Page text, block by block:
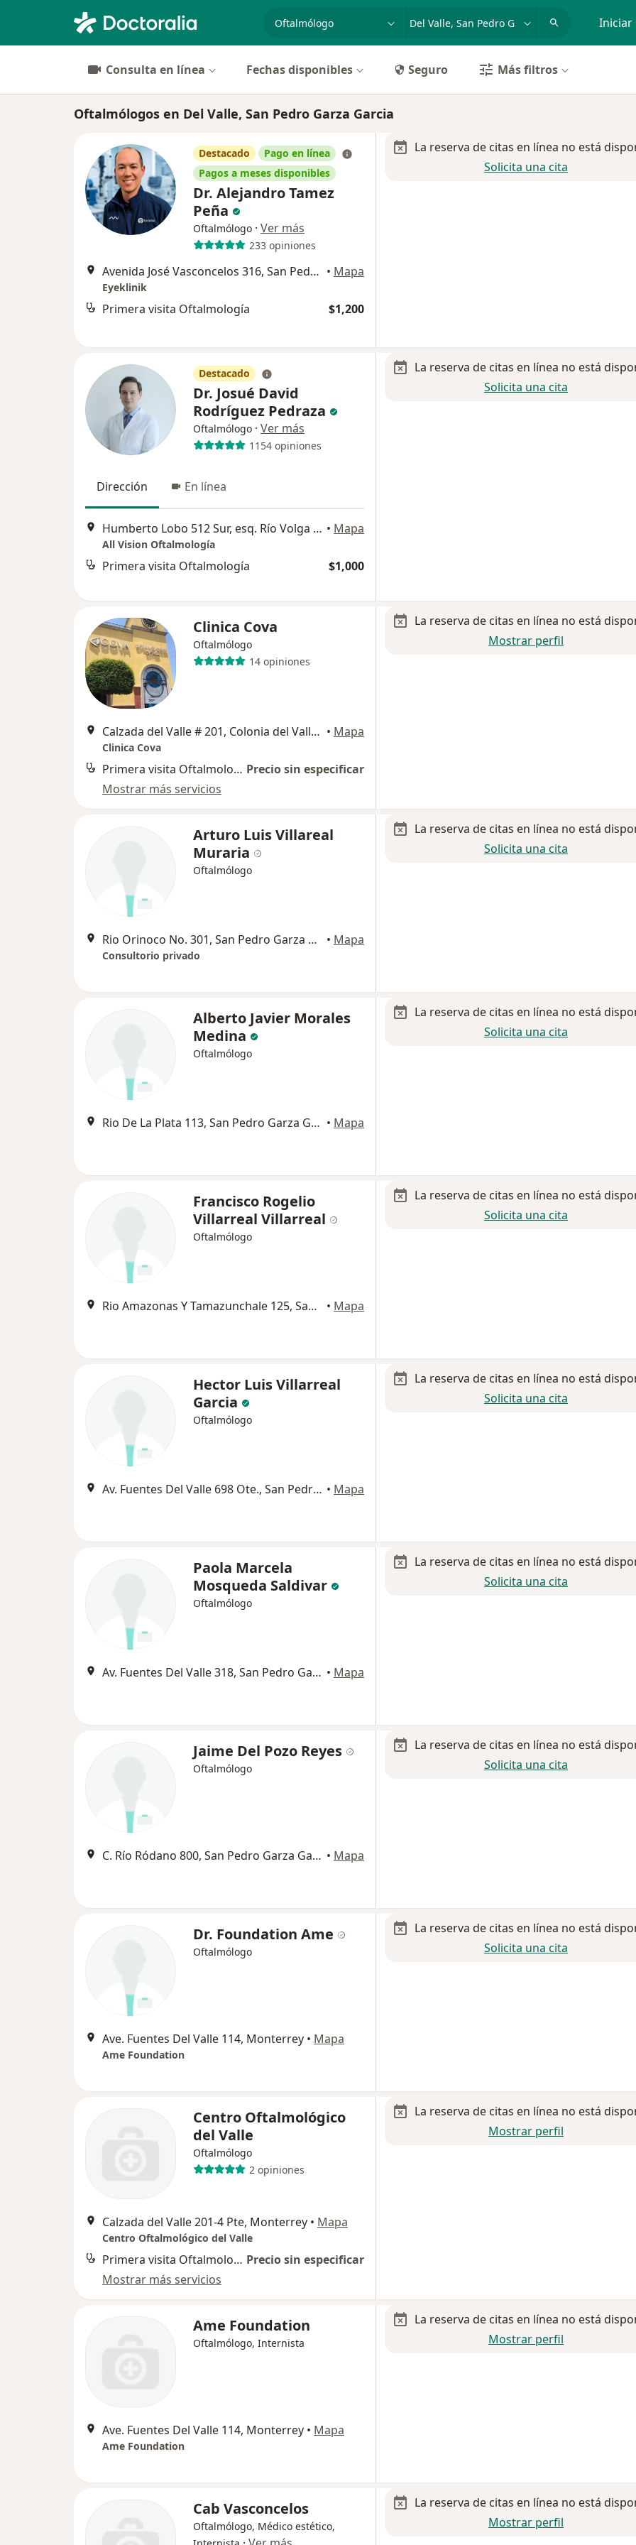
especialidad, enfermedad o nombre Iniciar
Consulta en línea Fechas disponibles Seguro Más filtros
Oftalmólogos en Del Valle, San Pedro Garza Garcia
Destacado
Pago en línea
Pagos a meses disponibles
Dr. Alejandro Tamez
Peña
Oftalmólogo · Ver más
233 opiniones
Avenida José Vasconcelos 316, San Pedro Garza Garcia • Mapa
Eyeklinik
Primera visita Oftalmología $1,200
La reserva de citas en línea no está
Solicita una cita
Destacado
Dr. Josué David
Rodríguez Pedraza
Oftalmólogo · Ver más
1154 opiniones
Dirección En línea
Humberto Lobo 512 Sur, esq. Río Volga (Plaza Volga. Tercer Piso. Local 310), San Pedro Garza Garcia • Mapa
All Vision Oftalmología
Primera visita Oftalmología $1,000
La reserva de citas en línea no está
Solicita una cita
Clinica Cova
Oftalmólogo
14 opiniones
Calzada del Valle # 201, Colonia del Valle,, San Pedro Garza Garcia • Mapa
Clinica Cova
Primera visita Oftalmología Precio sin especificar
Mostrar más servicios
La reserva de citas en línea no está
Mostrar perfil
Arturo Luis Villareal
Muraria
Oftalmólogo
Rio Orinoco No. 301, San Pedro Garza Garcia • Mapa
Consultorio privado
La reserva de citas en línea no está
Solicita una cita
Alberto Javier Morales
Medina
Oftalmólogo
Rio De La Plata 113, San Pedro Garza Garcia • Mapa
La reserva de citas en línea no está
Solicita una cita
Francisco Rogelio
Villarreal Villarreal
Oftalmólogo
Rio Amazonas Y Tamazunchale 125, San Pedro Garza Garcia • Mapa
La reserva de citas en línea no está
Solicita una cita
Hector Luis Villarreal
Garcia
Oftalmólogo
Av. Fuentes Del Valle 698 Ote., San Pedro Garza Garcia • Mapa
La reserva de citas en línea no está
Solicita una cita
Paola Marcela
Mosqueda Saldivar
Oftalmólogo
Av. Fuentes Del Valle 318, San Pedro Garza Garcia • Mapa
La reserva de citas en línea no está
Solicita una cita
Jaime Del Pozo Reyes
Oftalmólogo
C. Río Ródano 800, San Pedro Garza Garcia • Mapa
La reserva de citas en línea no está
Solicita una cita
Dr. Foundation Ame
Oftalmólogo
Ave. Fuentes Del Valle 114, Monterrey • Mapa
Ame Foundation
La reserva de citas en línea no está
Solicita una cita
Centro Oftalmológico
del Valle
Oftalmólogo
2 opiniones
Calzada del Valle 201-4 Pte, Monterrey • Mapa
Centro Oftalmológico del Valle
Primera visita Oftalmología Precio sin especificar
Mostrar más servicios
La reserva de citas en línea no está
Mostrar perfil
Ame Foundation
Oftalmólogo, Internista
Ave. Fuentes Del Valle 114, Monterrey • Mapa
Ame Foundation
La reserva de citas en línea no está
Mostrar perfil
Cab Vasconcelos
Oftalmólogo, Médico estético,
La reserva de citas en línea no está
Mostrar perfil